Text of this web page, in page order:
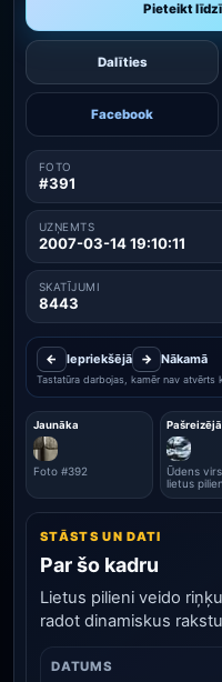
Pieteikt
Dalīties
Facebook
FOTO
#391
UZŅEMTS
2007-03-14 19:10:11
SKATĪJUMI
8443
← Iepriekšējā → Nākamā
Tastatūra darbojas, kamēr nav atvērts
Jaunāka
Foto #392
Pašreizējā
Ūdens
lietus
STĀSTS UN DATI
Par šo kadru
Lietus pilieni veido
radot dinamiskus
DATUMS